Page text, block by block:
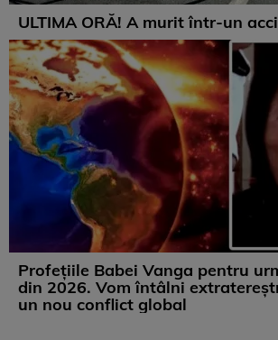
ULTIMA ORĂ! A murit într-un
Profețiile Babei Vanga pentru
din 2026. Vom întâlni
un nou conflict global